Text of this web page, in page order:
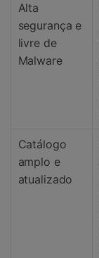
Alta
segurança e
livre de
Malware
Catálogo
amplo e
atualizado